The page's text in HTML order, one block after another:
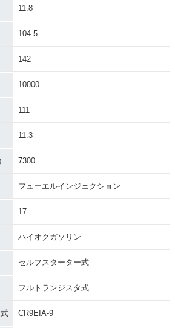
11.8
104.5
142
10000
111
11.3
7300
フューエルインジェクション
17
ハイオクガソリン
セルフスターター式
フルトランジスタ式
CR9EIA-9